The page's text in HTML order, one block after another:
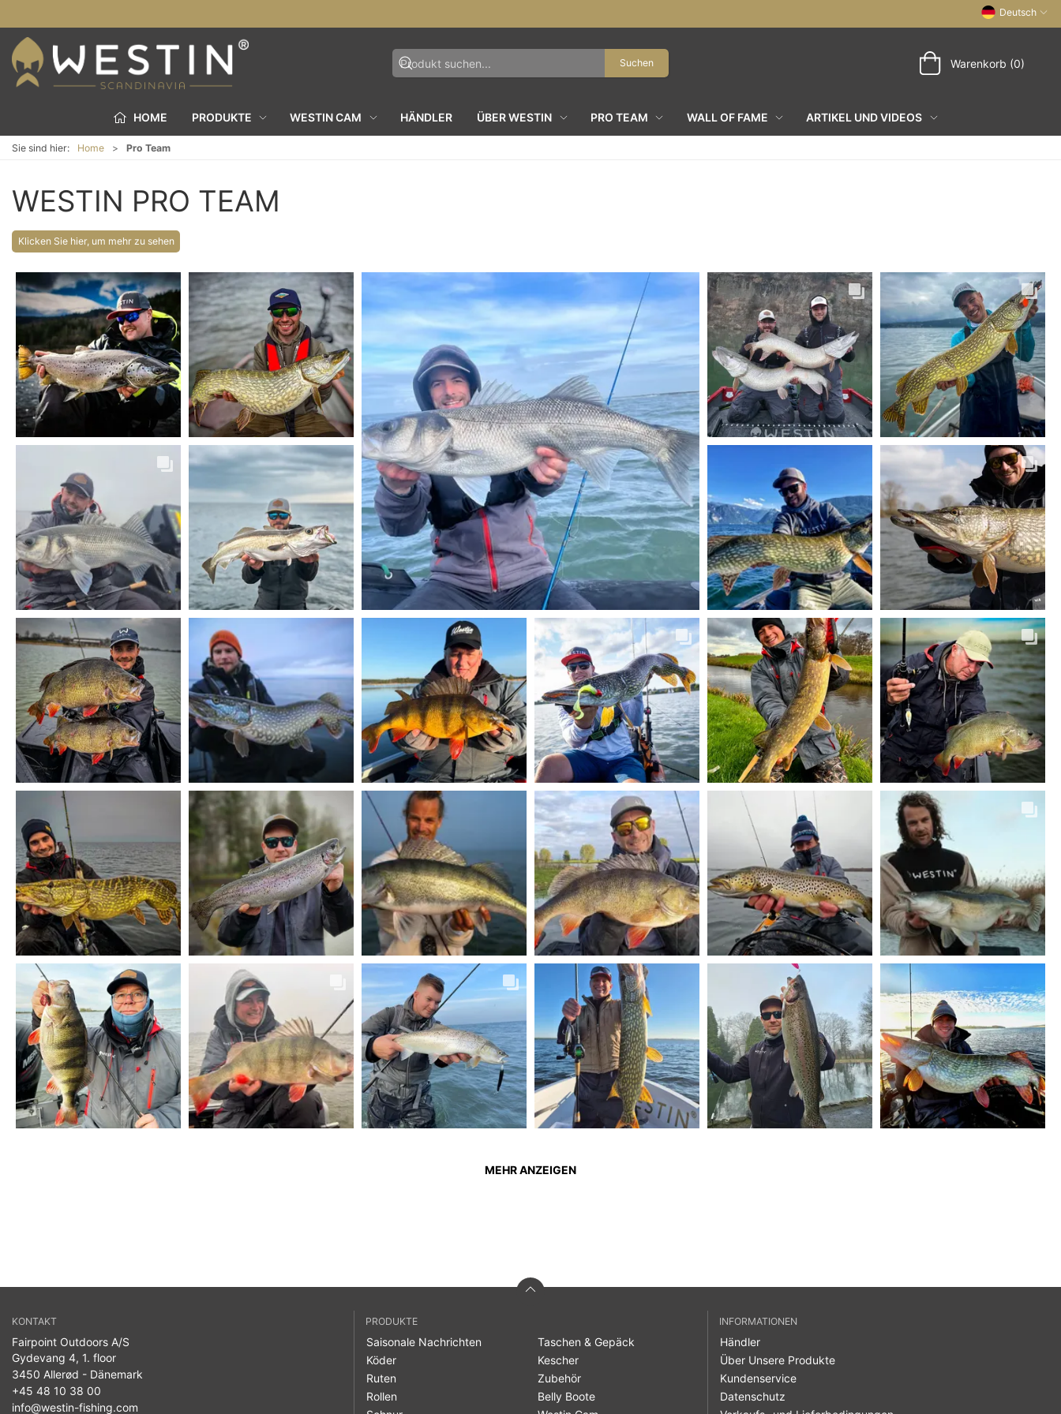
Deutsch
Suchen Warenkorb (0)
HOME PRODUKTE WESTIN CAM HÄNDLER ÜBER WESTIN PRO TEAM WALL OF FAME ARTIKEL UND VIDEOS
Sie sind hier: Home Pro Team
WESTIN PRO TEAM
Klicken Sie hier, um mehr zu sehen
MEHR ANZEIGEN
KONTAKT
Fairpoint Outdoors A/S
Gydevang 4, 1. floor
3450 Allerød - Dänemark
+45 48 10 38 00
info@westin-fishing.com
PRODUKTE
Saisonale Nachrichten
Köder
Ruten
Rollen
Taschen & Gepäck
Kescher
Zubehör
Belly Boote
INFORMATIONEN
Händler
Über Unsere Produkte
Kundenservice
Datenschutz